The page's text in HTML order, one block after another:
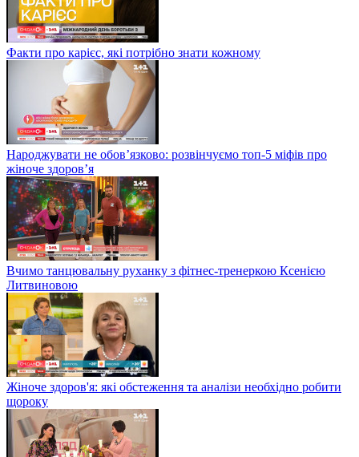
Факти про карієс, які потрібно знати кожному
Народжувати не обов’язково: розвінчуємо топ-5 міфів про
жіноче здоров’я
Вчимо танцювальну руханку з фітнес-тренеркою Ксенією
Литвиновою
Жіноче здоров'я: які обстеження та аналізи необхідно робити
щороку